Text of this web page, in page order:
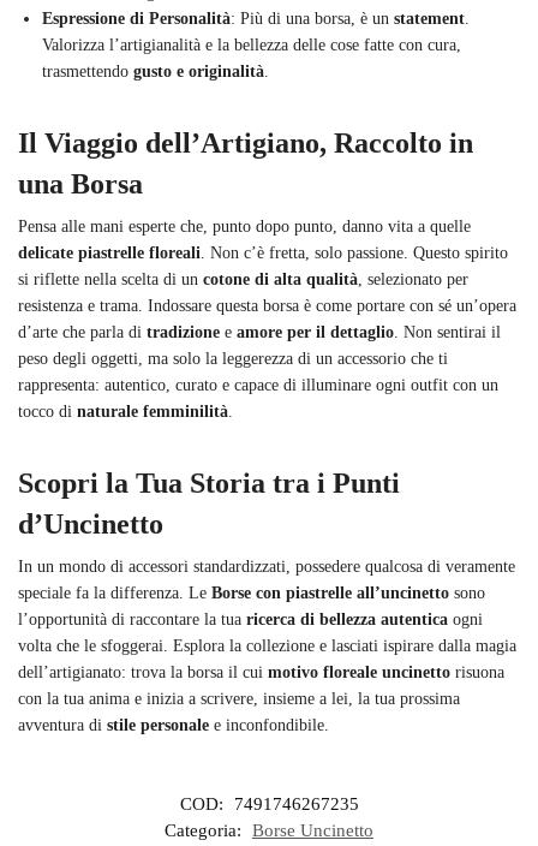
Espressione di Personalità: Più di una borsa, è un statement
Valorizza l’artigianalità e la bellezza delle cose fatte con cura,
trasmettendo gusto e originalità
Il Viaggio dell’Artigiano, Raccolto in
una Borsa
Pensa alle mani esperte che, punto dopo punto, danno vita a quelle
delicate piastrelle floreali . Non c’è fretta, solo passione. Questo spirito
si riflette nella scelta di un cotone di alta qualità , selezionato per
resistenza e trama. Indossare questa borsa è come portare con sé un’opera
d’arte che parla di tradizione e amore per il dettaglio . Non sentirai il
peso degli oggetti, ma solo la leggerezza di un accessorio che ti
rappresenta: autentico, curato e capace di illuminare ogni outfit con un
tocco di naturale femminilità
Scopri la Tua Storia tra i Punti
d’Uncinetto
In un mondo di accessori standardizzati, possedere qualcosa di veramente
speciale fa la differenza. Le Borse con piastrelle all’uncinetto sono
l’opportunità di raccontare la tua ricerca di bellezza autentica ogni
volta che le sfoggerai. Esplora la collezione e lasciati ispirare dalla magia
dell’artigianato: trova la borsa il cui motivo floreale uncinetto risuona
con la tua anima e inizia a scrivere, insieme a lei, la tua prossima
avventura di stile personale e inconfondibile.
COD:
7491746267235
Categoria:
Borse Uncinetto